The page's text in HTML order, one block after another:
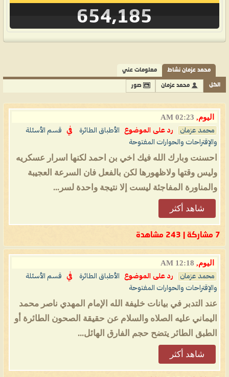
654,185
محمد عزمان نشاط معلومات عني
الكل محمد عزمان صور
اليوم, 02:23 AM
محمد عزمان رد على الموضوع الأطباق الطائرة في
قسم الأسئلة
والإقتراحات والحوارات المفتوحة
احسنت وبارك الله فيك اخي بن احمد لكنها اسرار عسكريه
وليس وقتها ولاظهورها لكن بالفعل فان السرعة العجيبة
والمناورة المفاجئة ليست إلا نتيجة واحدة لسر...
شاهد أكثر
7 مشاركة | 243 مشاهدة
اليوم, 12:18 AM
محمد عزمان رد على الموضوع الأطباق الطائرة في
قسم الأسئلة
والإقتراحات والحوارات المفتوحة
عند التدبر في بيانات خليفة الله الإمام المهدي ناصر محمد
اليماني عليه الصلاه والسلام عن حقيقة الصحون الطائرة أو
الطبق الطائر يتضح حجم الفارق الهائل...
شاهد أكثر